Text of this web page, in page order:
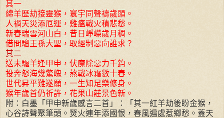
其一
綿羊歷劫接靈猴，寰宇同聲禱歲頭。
人禍天災添厄運，雞瘟戰火積悲愁。
新春瑞雪河山白，昔日崢嶸歲月稠。
借問騮王孫大聖，取經制惡向誰求？
其二
送未驅羊逢甲申，伏魔除惡力千鈞。
投奔怒海幾驚魄，熬戰冰霜數十春。
世代昇平難遂願，一生知足樂修身。
猴年歲首仍祈許，花果山莊景色新。
附：白墨「甲申新歲感言二首」：「其一紅羊劫後盼金猴，
心谷詩聲聚筆頭。燹火連年添國恨，春風遍處惹鄉愁。蓋天